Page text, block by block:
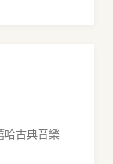
哈古典音樂